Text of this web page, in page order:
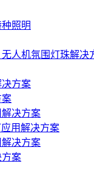
照明
人机氛围灯珠解决
方案
案
决方案
用解决方案
决方案
案